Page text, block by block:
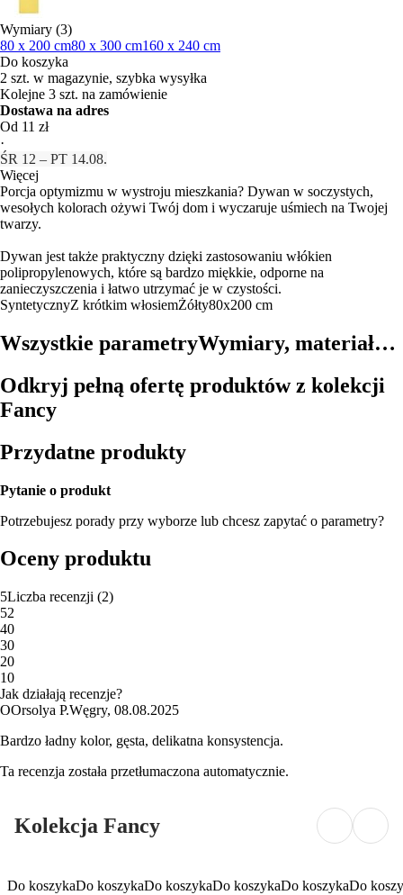
Wymiary (3)
80 x 200 cm80 x 300 cm160 x 240 cm
Do koszyka
2 szt. w magazynie, szybka wysyłka
Kolejne 3 szt. na zamówienie
Dostawa na adres
Od 11 zł
·
ŚR 12 – PT 14.08.
Więcej
Porcja optymizmu w wystroju mieszkania? Dywan w soczystych,
wesołych kolorach ożywi Twój dom i wyczaruje uśmiech na Twojej
twarzy.
Dywan jest także praktyczny dzięki zastosowaniu włókien
polipropylenowych, które są bardzo miękkie, odporne na
zanieczyszczenia i łatwo utrzymać je w czystości.
SyntetycznyZ krótkim włosiemŻółty80x200 cm
Wszystkie parametryWymiary, materiał…
Odkryj pełną ofertę produktów z kolekcji
Fancy
Przydatne produkty
Pytanie o produkt
Potrzebujesz porady przy wyborze lub chcesz zapytać o parametry?
Oceny produktu
5Liczba recenzji (2)
52
40
30
20
10
Jak działają recenzje?
OOrsolya P.Węgry, 08.08.2025
Bardzo ładny kolor, gęsta, delikatna konsystencja.
Ta recenzja została przetłumaczona automatycznie.
Kolekcja Fancy
Do koszykaDo koszykaDo koszykaDo koszykaDo koszykaDo